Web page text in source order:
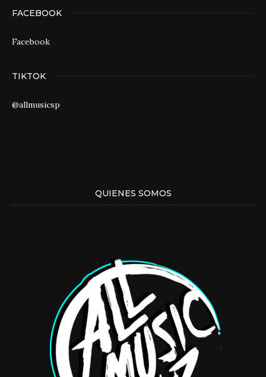
FACEBOOK
Facebook
TIKTOK
@allmusicsp
QUIENES SOMOS